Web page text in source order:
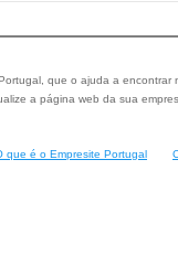
que o ajuda a
a página web da sua
que é o Empresite Portugal